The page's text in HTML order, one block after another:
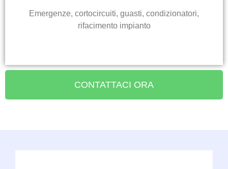
Emergenze, cortocircuiti, guasti, condizionatori,
rifacimento impianto
CONTATTACI ORA